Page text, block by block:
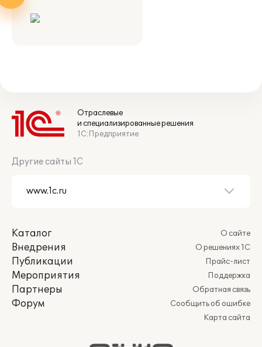
Отраслевые
и специализированные решения
1С:Предприятие
Другие сайты 1С
Каталог
Внедрения
Публикации
Мероприятия
Партнеры
Форум
О сайте
О решениях 1С
Прайс-лист
Поддержка
Обратная связь
Сообщить об ошибке
Карта сайта